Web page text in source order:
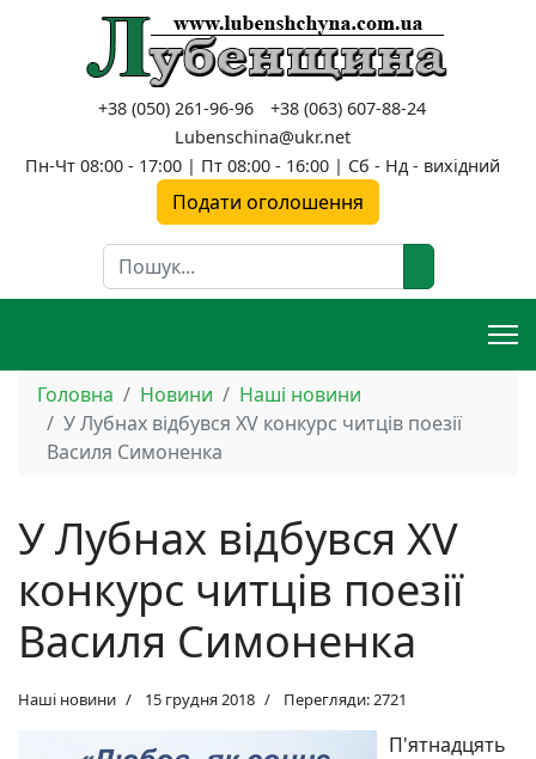
+38 (050) 261-96-96
+38 (063) 607-88-24
Lubenschina@ukr.net
Пн-Чт 08:00 - 17:00 | Пт 08:00 - 16:00 | Сб - Нд - вихідний
Подати оголошення
Пошук
Головна Новини
Наші новини
У Лубнах відбувся XV конкурс читців поезії
Василя Симоненка
У Лубнах відбувся XV
конкурс читців поезії
Василя Симоненка
Наші новини 15 грудня 2018 Перегляди: 2721
П'ятнадцять